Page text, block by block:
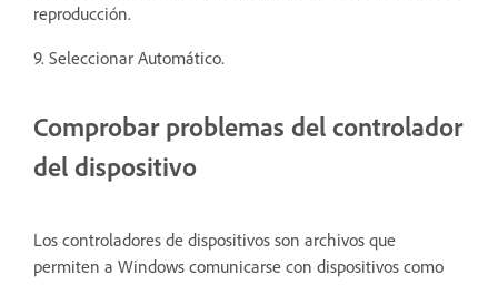
reproducción.
9. Seleccionar Automático.
Comprobar problemas del controlador
del dispositivo
Los controladores de dispositivos son archivos que
permiten a Windows comunicarse con dispositivos como